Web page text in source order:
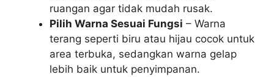
ruangan agar tidak mudah rusak.
Pilih Warna Sesuai Fungsi – Warna
terang seperti biru atau hijau cocok untuk
area terbuka, sedangkan warna gelap
lebih baik untuk penyimpanan.